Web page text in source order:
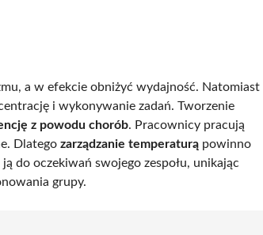
a w efekcie obniżyć wydajność. Natomiast
i wykonywanie zadań. Tworzenie
z powodu chorób. Pracownicy pracują
Dlatego zarządzanie temperaturą powinno
do oczekiwań swojego zespołu, unikając
grupy.